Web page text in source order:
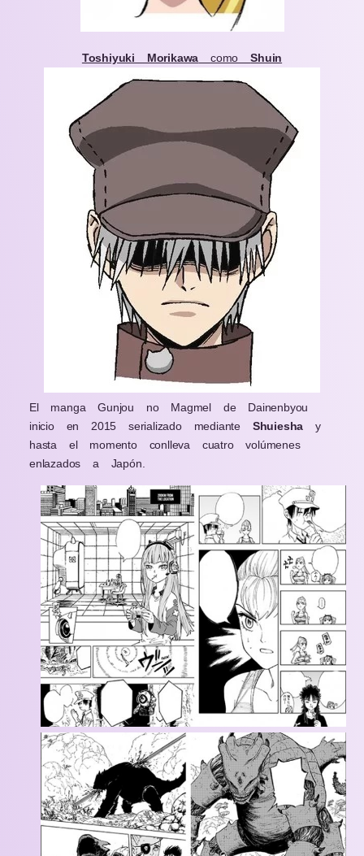
Toshiyuki Morikawa comoShuin
El manga Gunjou no Magmel de Dainenbyou
inicio en 2015 serializado mediante Shuieshay
hasta el momento conlleva cuatro volúmenes
enlazados a Japón.